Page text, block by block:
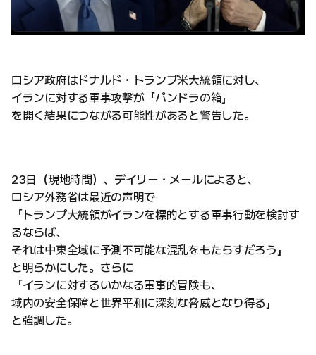
ロシア政府はドナルド・トランプ米大統領に対し、
イランに対する軍事攻撃が「パンドラの箱」
を開く結果につながる可能性があると警告した。
23日（現地時間）、デイリー・メールによると、
ロシア外務省は最近の声明で
「トランプ大統領がイランを標的とする軍事行動を検討す
るならば、
それは中東全域に予測不可能な混乱をもたらすだろう」
と明らかにした。さらに
「イランに対するいかなる軍事的冒険も、
域内の安全保障と世界平和に深刻な脅威となり得る」
と強調した。